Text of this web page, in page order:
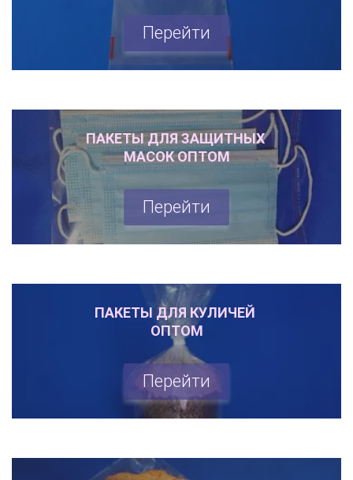
Перейти
ПАКЕТЫ ДЛЯ ЗАЩИТНЫХ
МАСОК ОПТОМ
Перейти
ПАКЕТЫ ДЛЯ КУЛИЧЕЙ
ОПТОМ
Перейти